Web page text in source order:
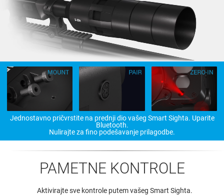
Jednostavno pričvrstite na prednji dio vašeg Smart Sighta. Uparite
Bluetooth.
Nulirajte za fino podešavanje prilagodbe.
PAMETNE KONTROLE
Aktivirajte sve kontrole putem vašeg Smart Sighta.